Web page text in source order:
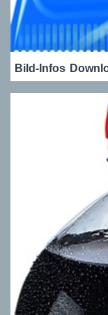
Bild-Infos